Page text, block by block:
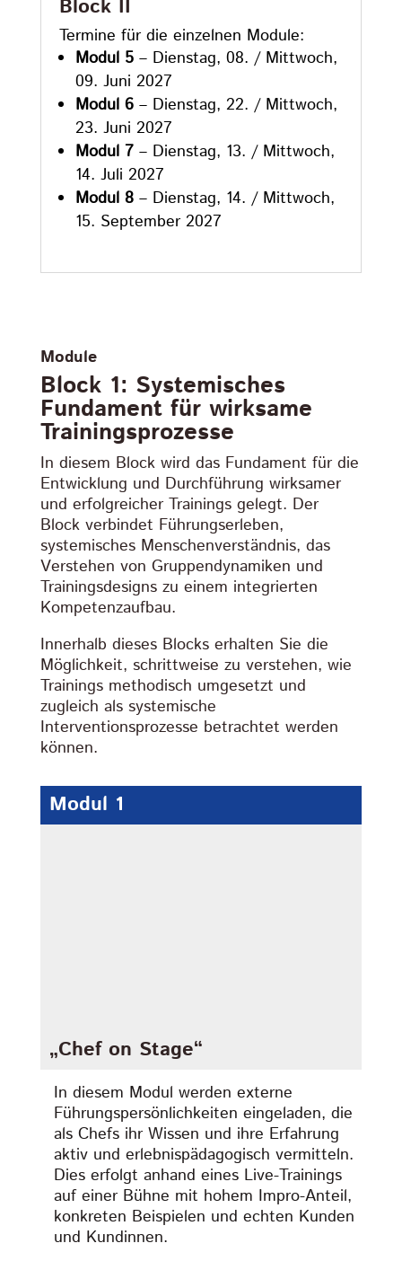
Block II
Termine für die einzelnen Module:
Modul 5– Dienstag, 08. / Mittwoch,
09. Juni 2027
Modul 6– Dienstag, 22. / Mittwoch,
23. Juni 2027
Modul 7– Dienstag, 13. / Mittwoch,
14. Juli 2027
Modul 8– Dienstag, 14. / Mittwoch,
15. September 2027
Module
Block 1: Systemisches
Fundament für wirksame
Trainingsprozesse
In diesem Block wird das Fundament für die
Entwicklung und Durchführung wirksamer
und erfolgreicher Trainings gelegt. Der
Block verbindet Führungserleben,
systemisches Menschenverständnis, das
Verstehen von Gruppendynamiken und
Trainingsdesigns zu einem integrierten
Kompetenzaufbau.
Innerhalb dieses Blocks erhalten Sie die
Möglichkeit, schrittweise zu verstehen, wie
Trainings methodisch umgesetzt und
zugleich als systemische
Interventionsprozesse betrachtet werden
können.
Modul 1
„Chef on Stage“
In diesem Modul werden externe
Führungspersönlichkeiten eingeladen, die
als Chefs ihr Wissen und ihre Erfahrung
aktiv und erlebnispädagogisch vermitteln.
Dies erfolgt anhand eines Live-Trainings
auf einer Bühne mit hohem Impro-Anteil,
konkreten Beispielen und echten Kunden
und Kundinnen.